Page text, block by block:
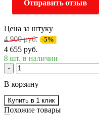
Отправить отзыв
Цена за штуку
4 900 руб. -5%
4 655 руб.
8 шт. в наличии
-
В корзину
Купить в 1 клик
Похожие товары